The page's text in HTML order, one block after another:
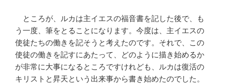
ところが、ルカは主イエスの福音書を記した後で、も
う一度、筆をとることになります。今度は、主イエスの
使徒たちの働きを記そうと考えたのです。それで、この
使徒の働きを記すにあたって、どのように描き始めるか
が非常に大事になるところですけれども、ルカは復活の
キリストと昇天という出来事から書き始めたのでした。